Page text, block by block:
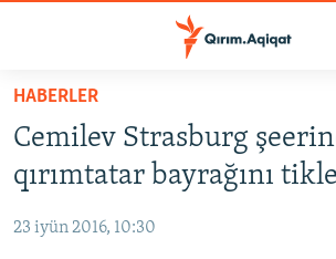
Esas
qaytmaq
Baş
navigatsiyağa
qaytmaq
HABERLER
İQTİSADİYAT
CEMİYET
HABERLER
Cemilev Strasburg
qırımtatar bayrağını
23 iyün 2016, 10:30